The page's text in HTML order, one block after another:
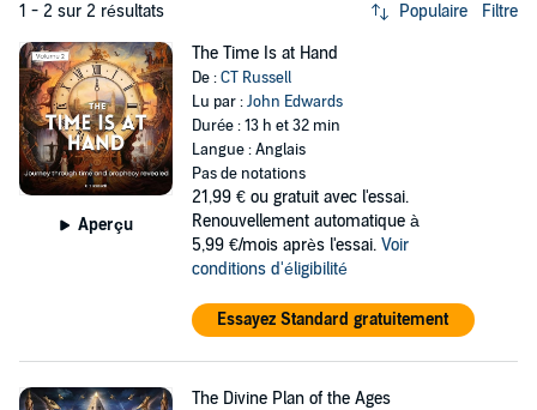
1 - 2 sur 2 résultats Populaire Filtre
Aperçu
The Time Is at Hand
De :CT Russell
Lu par :John Edwards
Durée : 13 h et 32 min
Langue : Anglais
Pas de notations
21,99 € ou gratuit avec l'essai.
Renouvellement automatique à
5,99 €/mois après l'essai. Voir
conditions d'éligibilité
Essayez Standard gratuitement
The Divine Plan of the Ages